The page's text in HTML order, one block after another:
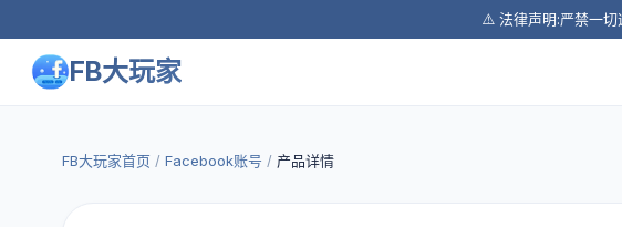
⚠️ 法律声明:严禁一切
FB大玩家
FB大玩家首页 / Facebook账号 / 产品详情